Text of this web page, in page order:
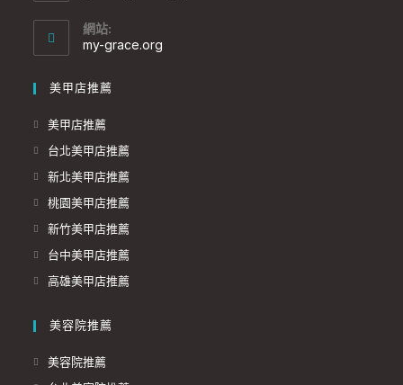
網站:
my-grace.org
美甲店推薦
美甲店推薦
台北美甲店推薦
新北美甲店推薦
桃園美甲店推薦
新竹美甲店推薦
台中美甲店推薦
高雄美甲店推薦
美容院推薦
美容院推薦